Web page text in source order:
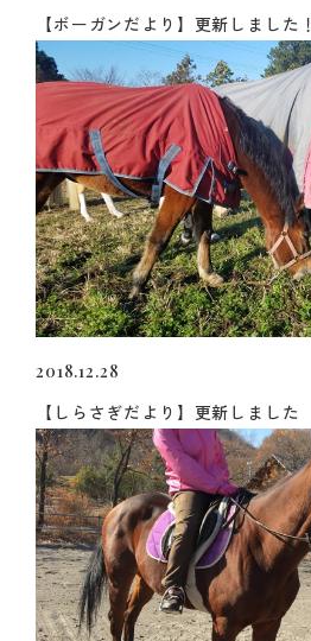
【ボーガンだより】更新しました！
2018.12.28
【しらさぎだより】更新しました